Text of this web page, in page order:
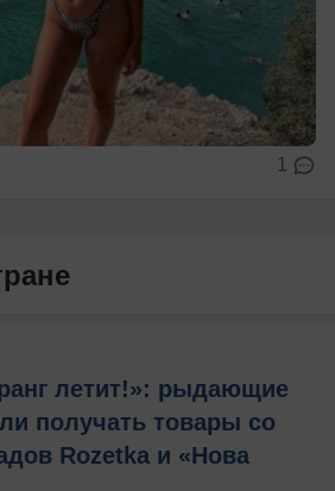
1
летит!»: рыдающие
получать товары со
Rozetka и «Нова